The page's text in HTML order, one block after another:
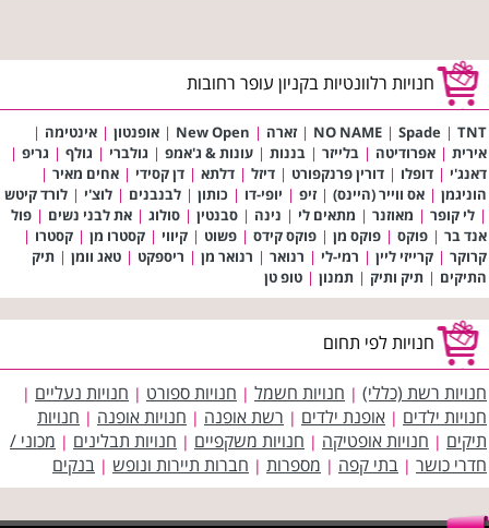
חנויות רלוונטיות בקניון עופר רחובות
NO NAME | Spade | TNT
| זארה |
New Open
| אופנטון | אינטימה |
אירית | אפרודיטה | בלייזר | בננות | עונות & ג'אמפ | גולברי | גולף | גריפ |
דאנג'י | דופלו | דורין פרנקפורט | דיזל | דלתא | דן קסידי | אחים מאיר |
הוניגמן | אס ווייר (היינס) | זיפ | יופי-דו | כותון | לבנבנים | לוצ'י | לורד קיטש
| לי קופר | מאוזנר | מתאים לי | נינה | סבנטין | סולוג | את לבני נשים | פול
אנד בר | פוקס | פוקס מן | פוקס קידס | פשוט | קיווי | קסטרו מן | קסטרו |
קרוקר | קרייזי ליין | רמי-לי | רנואר | רנואר מן | ריספקט | טאג וומן | תיק
התיקים | תיק ותיק | תמנון | טופ טן
חנויות לפי תחום
חנויות רשת (כללי) | חנויות חשמל | חנויות ספורט | חנויות נעליים |
חנויות ילדים | אופנת ילדים | רשת אופנה | חנויות אופנה | חנויות
תיקים | חנויות אופטיקה | חנויות משקפיים | חנויות תבלינים | מכוני /
חדרי כושר | בתי קפה | מספרות | חברות תיירות ונופש | בנקים